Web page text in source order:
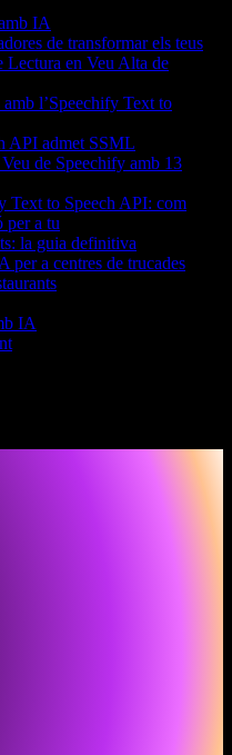
IA
de transformar els teus
Lectura en Veu Alta de
l’Speechify Text to
API admet SSML
de Speechify amb 13
Text to Speech API: com
per a tu
la guia definitiva
per a centres de trucades
IA